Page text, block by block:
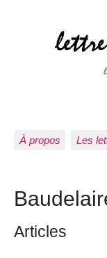
À propos Les
Articles